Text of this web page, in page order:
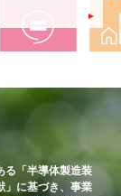
る「半導体製造装
」に基づき、事業